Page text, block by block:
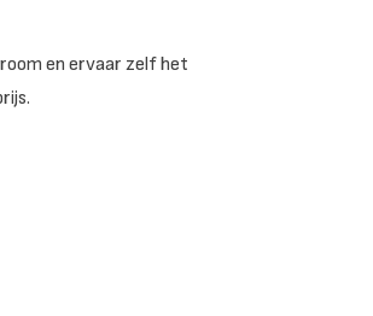
en ervaar zelf het